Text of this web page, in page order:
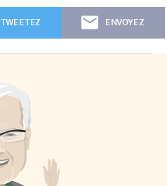
TWEETEZ ENVOYEZ